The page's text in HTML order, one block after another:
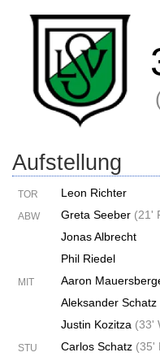
Aufstellung
TOR Leon Richter
ABW Greta Seeber (21'
Jonas Albrecht
Phil Riedel
MIT Aaron
Aleksander Schatz
Justin Kozitza (33'
STU Carlos Schatz (35'